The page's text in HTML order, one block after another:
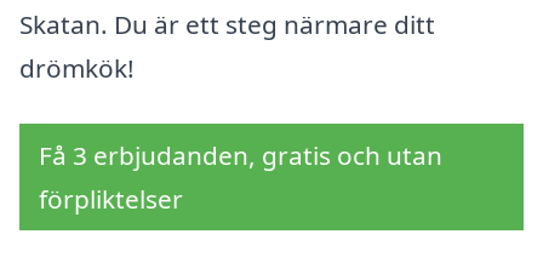
Skatan. Du är ett steg närmare ditt
drömkök!
Få 3 erbjudanden, gratis och utan
förpliktelser